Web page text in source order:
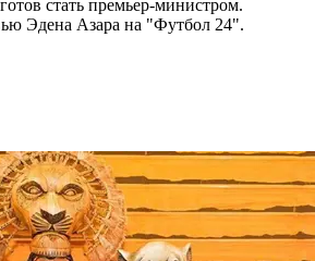
стать премьер-министром.
Эдена Азара на "Футбол 24".